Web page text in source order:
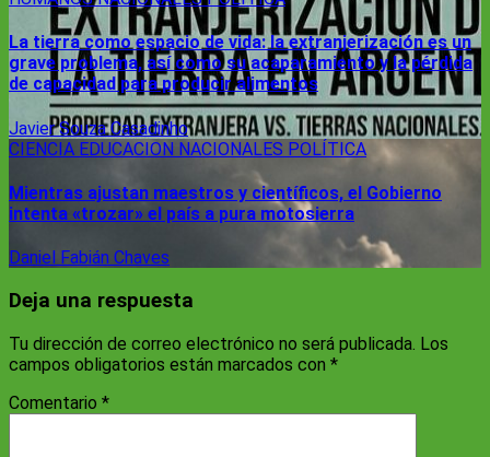
La tierra como espacio de vida: la extranjerización es un
grave problema, así como su acaparamiento y la pérdida
de capacidad para producir alimentos
Javier Souza Casadinho
CIENCIA EDUCACION NACIONALES POLÍTICA
Mientras ajustan maestros y científicos, el Gobierno
intenta «trozar» el país a pura motosierra
Daniel Fabián Chaves
Deja una respuesta
Tu dirección de correo electrónico no será publicada. Los
campos obligatorios están marcados con *
Comentario *